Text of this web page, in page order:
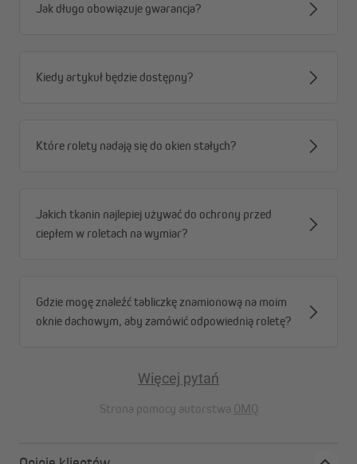
Jak długo obowiązuje gwarancja?
Kiedy artykuł będzie dostępny?
Które rolety nadają się do okien stałych?
Jakich tkanin najlepiej używać do ochrony przed
ciepłem w roletach na wymiar?
Gdzie mogę znaleźć tabliczkę znamionową na moim
oknie dachowym, aby zamówić odpowiednią roletę?
Więcej pytań
Strona pomocy autorstwa OMQ